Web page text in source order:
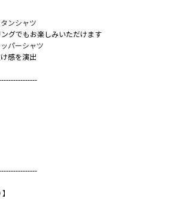
ンシャツ
グでもお楽しみいただけます
パーシャツ
感を演出